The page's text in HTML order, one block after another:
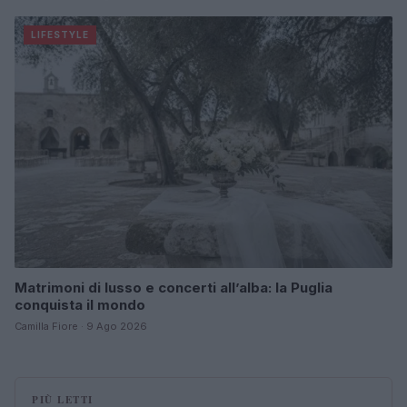
LIFESTYLE
Matrimoni di lusso e concerti all’alba: la Puglia
conquista il mondo
Camilla Fiore · 9 Ago 2026
PIÙ LETTI